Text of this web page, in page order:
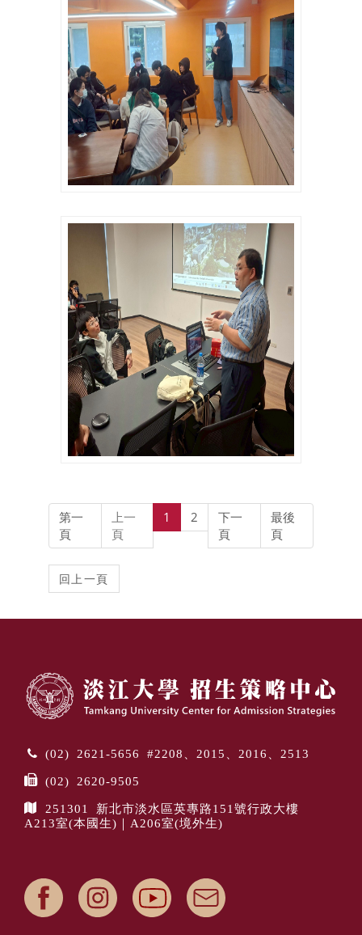
第一
頁
上一
頁
1 2
下一
頁
最後
頁
(02) 2621-5656 #2208、2015、2016、2513
(02) 2620-9505
251301 新北市淡水區英專路151號行政大樓
A213室(本國生)｜A206室(境外生)